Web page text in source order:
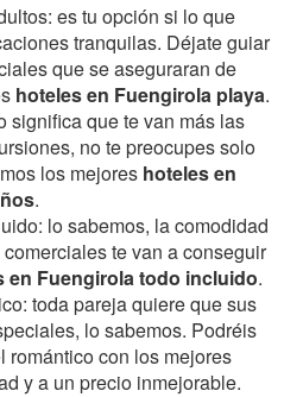
es tu opción si lo que
tranquilas. Déjate guiar
que se aseguraran de
hoteles en Fuengirola playa.
significa que te van más las
no te preocupes solo
los mejores hoteles en
.
lo sabemos, la comodidad
te van a conseguir
en Fuengirola todo incluido.
toda pareja quiere que sus
lo sabemos. Podréis
romántico con los mejores
y a un precio inmejorable.